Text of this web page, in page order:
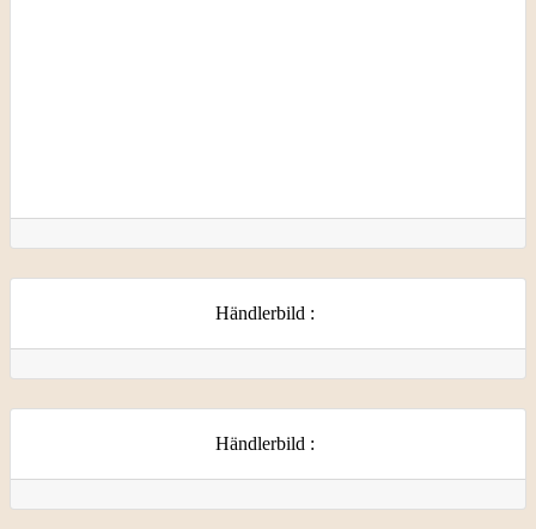
Händlerbild :
Händlerbild :